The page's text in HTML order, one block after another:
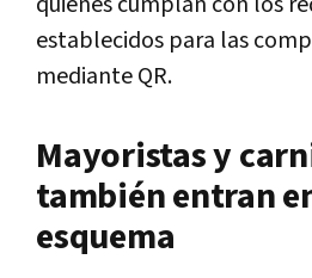
establecidos para las
mediante QR.
Mayoristas y
también entran
esquema